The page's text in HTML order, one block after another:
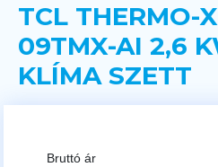
TCL THERMO-
09TMX-AI 2,6
KLÍMA SZETT
Bruttó ár